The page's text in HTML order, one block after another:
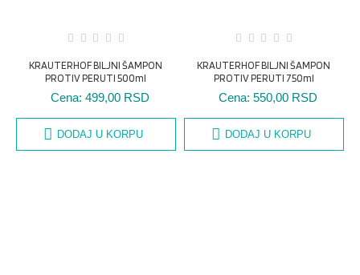
KRAUTERHOF BILJNI ŠAMPON
PROTIV PERUTI 500ml
Cena: 499,00 RSD
DODAJ U KORPU
KRAUTERHOF BILJNI ŠAMPON
PROTIV PERUTI 750ml
Cena: 550,00 RSD
DODAJ U KORPU